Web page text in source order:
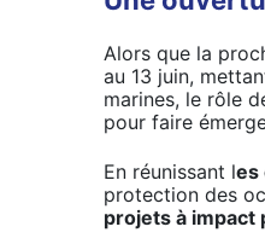
Alors que la
au 13 juin,
marines, le rôle
pour faire
En réunissant les
protection des
projets à impact